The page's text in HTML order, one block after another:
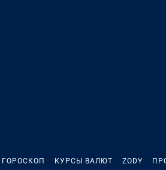
ГОРОСКОП КУРСЫ ВАЛЮТ ZODY